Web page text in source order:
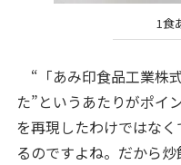
1食
“「あみ印食品工業株
た”というあたりがポイ
を再現したわけではな
るのですよね。だから炒